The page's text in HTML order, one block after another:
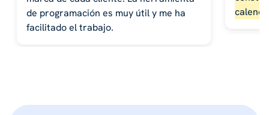
de programación es muy útil y me ha
facilitado el trabajo.